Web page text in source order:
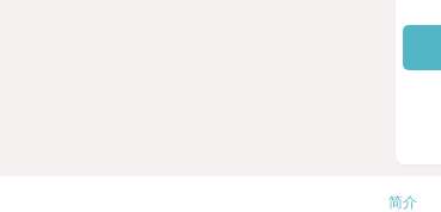
简介